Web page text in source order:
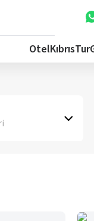
OtelKıbrısTur